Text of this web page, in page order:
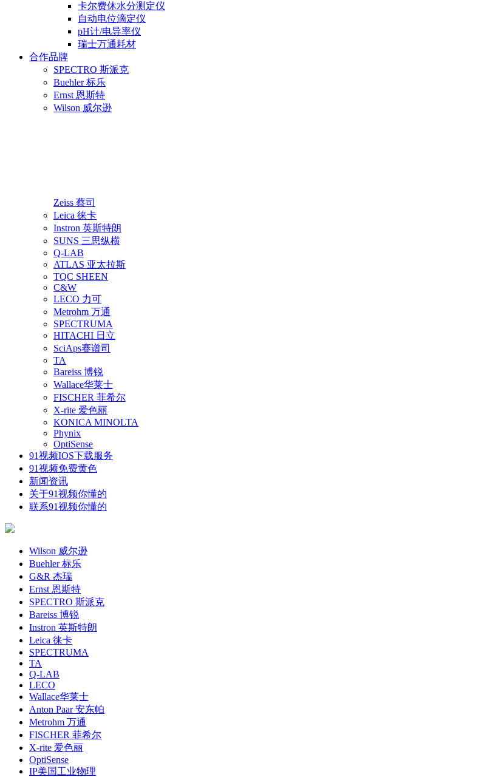
卡尔费休水分测定仪
自动电位滴定仪
pH计/电导率仪
瑞士万通耗材
合作品牌
SPECTRO 斯派克
Buehler 标乐
Ernst 恩斯特
Wilson 威尔逊
Zeiss 蔡司
Leica 徕卡
Instron 英斯特朗
SUNS 三思纵横
Q-LAB
ATLAS 亚太拉斯
TQC SHEEN
C&W
LECO 力可
Metrohm 万通
SPECTRUMA
HITACHI 日立
SciAps赛谱司
TA
Bareiss 博锐
Wallace华莱士
FISCHER 菲希尔
X-rite 爱色丽
KONICA MINOLTA
Phynix
OptiSense
91视频IOS下载服务
91视频免费黄色
新闻资讯
关于91视频你懂的
联系91视频你懂的
Wilson 威尔逊
Buehler 标乐
G&R 杰瑞
Ernst 恩斯特
SPECTRO 斯派克
Bareiss 博锐
Instron 英斯特朗
Leica 徕卡
SPECTRUMA
TA
Q-LAB
LECO
Wallace华莱士
Anton Paar 安东帕
Metrohm 万通
FISCHER 菲希尔
X-rite 爱色丽
OptiSense
IP美国工业物理